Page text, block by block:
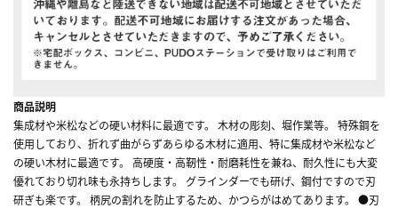
商品説明
集成材や米松などの硬い材料に最適です。 木材の彫刻、堀作業等。 特殊鋼を
使用しており、折れず曲がらずあらゆる木材に適用、特に集成材や米松など
の硬い木材に最適です。 高硬度・高靭性・耐磨耗性を兼ね、耐久性にも大変
優れており切れ味も永持ちします。 グラインダーでも研げ、鋼付ですので刃
研ぎも楽です。 柄尻の割れを防止するため、かつらがはめてあります。 ●刃